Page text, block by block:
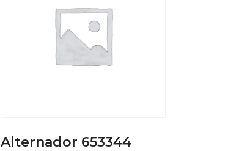
Alternador 653344